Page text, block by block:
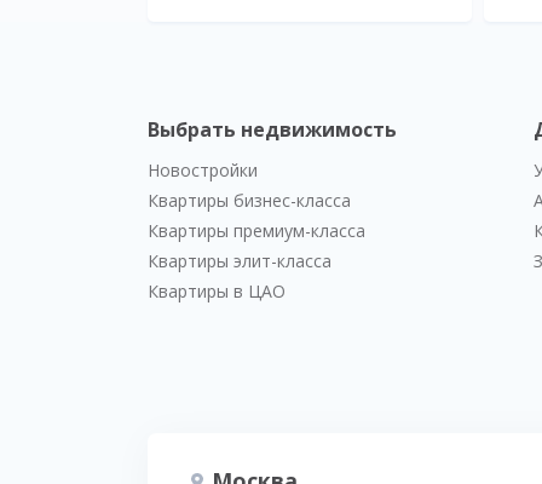
Выбрать недвижимость
Новостройки
Квартиры бизнес-класса
Квартиры премиум-класса
Квартиры элит-класса
Квартиры в ЦАО